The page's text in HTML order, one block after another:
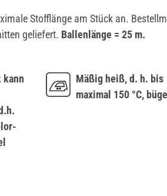
Stofflänge am Stück an.
geliefert. Ballenlänge = 25 m.
kann
Mäßig heiß, d. h. bis
maximal 150 °C,